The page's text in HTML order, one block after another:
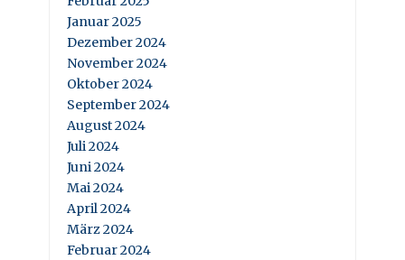
Januar 2025
Dezember 2024
November 2024
Oktober 2024
September 2024
August 2024
Juli 2024
Juni 2024
Mai 2024
April 2024
März 2024
Februar 2024